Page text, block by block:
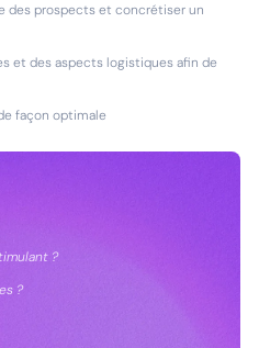
des prospects et concrétiser un
et des aspects logistiques afin de
façon optimale
?
?